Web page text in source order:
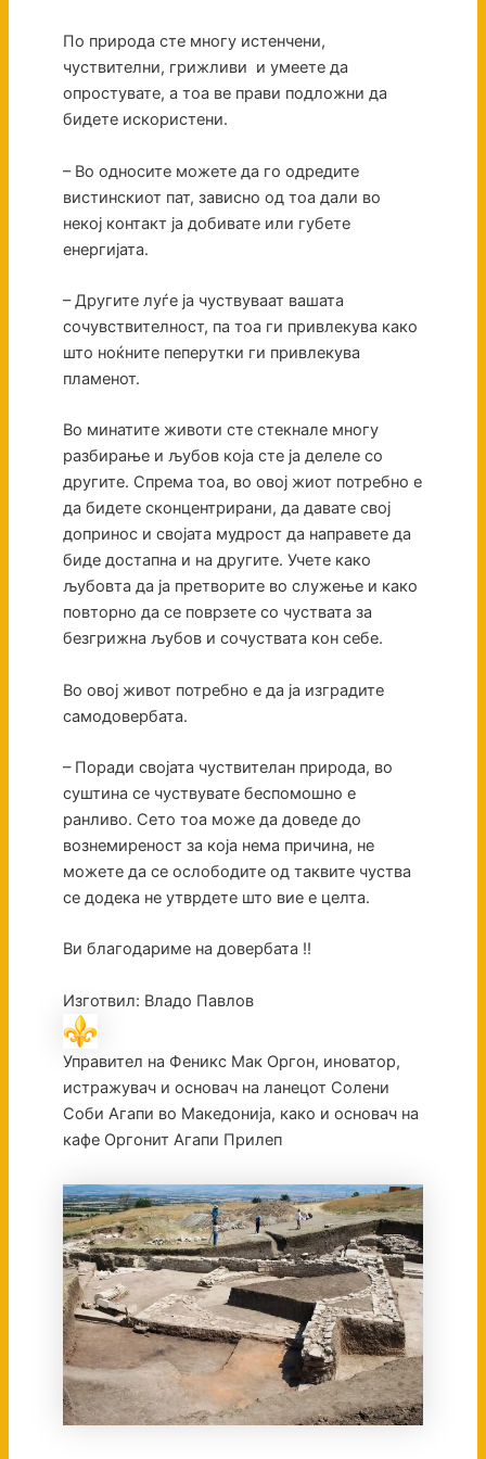
По природа сте многу истенчени,
чуствителни, грижливи и умеете да
опростувате, а тоа ве прави подложни да
бидете искористени.
– Во односите можете да го одредите
вистинскиот пат, зависно од тоа дали во
некој контакт ја добивате или губете
енергијата.
– Другите луѓе ја чуствуваат вашата
сочувствителност, па тоа ги привлекува како
што ноќните пеперутки ги привлекува
пламенот.
Во минатите животи сте стекнале многу
разбирање и љубов која сте ја делеле со
другите. Спрема тоа, во овој жиот потребно е
да бидете сконцентрирани, да давате свој
допринос и својата мудрост да направете да
биде достапна и на другите. Учете како
љубовта да ја претворите во служење и како
повторно да се поврзете со чуствата за
безгрижна љубов и сочуствата кон себе.
Во овој живот потребно е да ја изградите
самодовербата.
– Поради својата чуствителан природа, во
суштина се чуствувате беспомошно е
ранливо. Сето тоа може да доведе до
вознемиреност за која нема причина, не
можете да се ослободите од таквите чуства
се додека не утврдете што вие е целта.
Ви благодариме на довербата !!
Изготвил: Владо Павлов
Управител на Феникс Мак Оргон, иноватор,
истражувач и основач на ланецот Солени
Соби Агапи во Македонија, како и основач на
кафе Оргонит Агапи Прилеп